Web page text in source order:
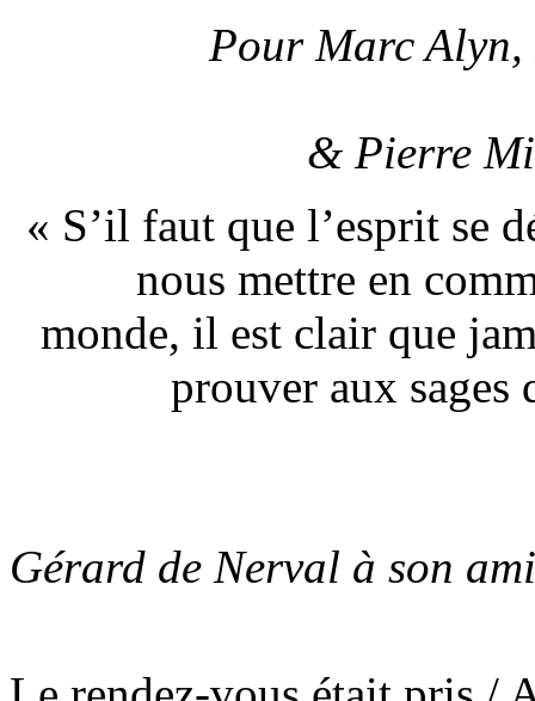
Pour Marc Alyn,
& Pierre
« S’il faut que l’esprit se
nous mettre en
monde, il est clair que
prouver aux sages
Gérard de Nerval à son